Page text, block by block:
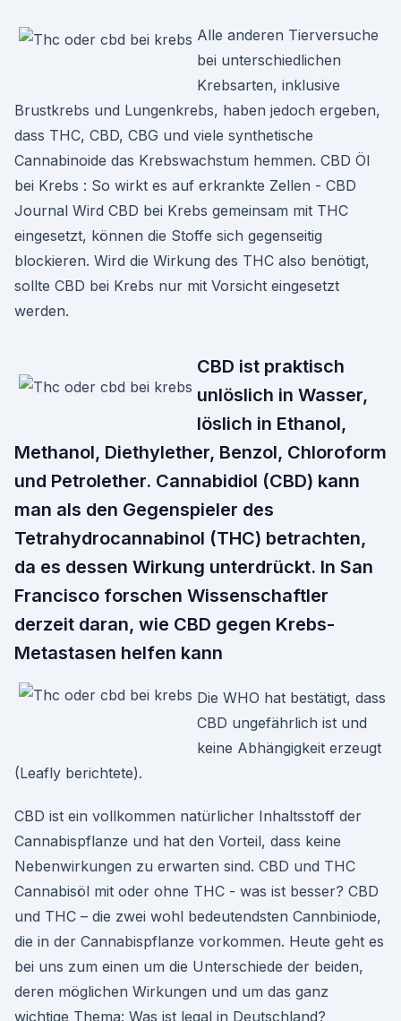
Alle anderen Tierversuche
bei unterschiedlichen
Krebsarten, inklusive
Brustkrebs und Lungenkrebs, haben jedoch ergeben,
dass THC, CBD, CBG und viele synthetische
Cannabinoide das Krebswachstum hemmen. CBD Öl
bei Krebs : So wirkt es auf erkrankte Zellen - CBD
Journal Wird CBD bei Krebs gemeinsam mit THC
eingesetzt, können die Stoffe sich gegenseitig
blockieren. Wird die Wirkung des THC also benötigt,
sollte CBD bei Krebs nur mit Vorsicht eingesetzt
werden.
CBD ist praktisch
unlöslich in Wasser,
löslich in Ethanol,
Methanol, Diethylether, Benzol, Chloroform
und Petrolether. Cannabidiol (CBD) kann
man als den Gegenspieler des
Tetrahydrocannabinol (THC) betrachten,
da es dessen Wirkung unterdrückt. In San
Francisco forschen Wissenschaftler
derzeit daran, wie CBD gegen Krebs-
Metastasen helfen kann
Die WHO hat bestätigt, dass
CBD ungefährlich ist und
keine Abhängigkeit erzeugt
(Leafly berichtete).
CBD ist ein vollkommen natürlicher Inhaltsstoff der
Cannabispflanze und hat den Vorteil, dass keine
Nebenwirkungen zu erwarten sind. CBD und THC
Cannabisöl mit oder ohne THC - was ist besser? CBD
und THC – die zwei wohl bedeutendsten Cannbiniode,
die in der Cannabispflanze vorkommen. Heute geht es
bei uns zum einen um die Unterschiede der beiden,
deren möglichen Wirkungen und um das ganz
wichtige Thema: Was ist legal in Deutschland?